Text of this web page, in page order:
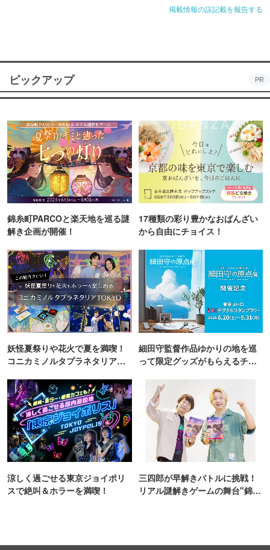
掲載情報の誤記載を報告する
ピックアップ PR
錦糸町PARCOと楽天地を巡る謎
解き企画が開催！
17種類の彩り豊かなおばんざい
から自由にチョイス！
妖怪夏祭りや花火で夏を満喫！
コニカミノルタプラネタリア
細田守監督作品ゆかりの地を巡
って限定グッズがもらえるチャ
涼しく過ごせる東京ジョイポリ
スで絶叫＆ホラーを満喫！
三四郎が早解きバトルに挑戦！
リアル謎解きゲームの舞台"錦糸